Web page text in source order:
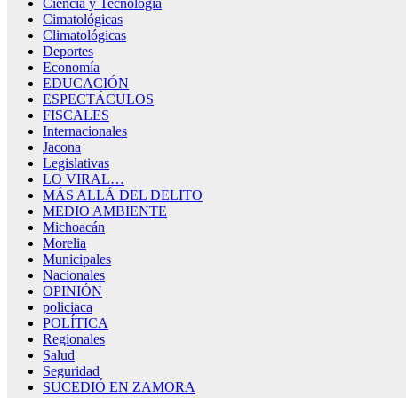
Ciencia y Tecnología
Cimatológicas
Climatológicas
Deportes
Economía
EDUCACIÓN
ESPECTÁCULOS
FISCALES
Internacionales
Jacona
Legislativas
LO VIRAL…
MÁS ALLÁ DEL DELITO
MEDIO AMBIENTE
Michoacán
Morelia
Municipales
Nacionales
OPINIÓN
policiaca
POLÍTICA
Regionales
Salud
Seguridad
SUCEDIÓ EN ZAMORA